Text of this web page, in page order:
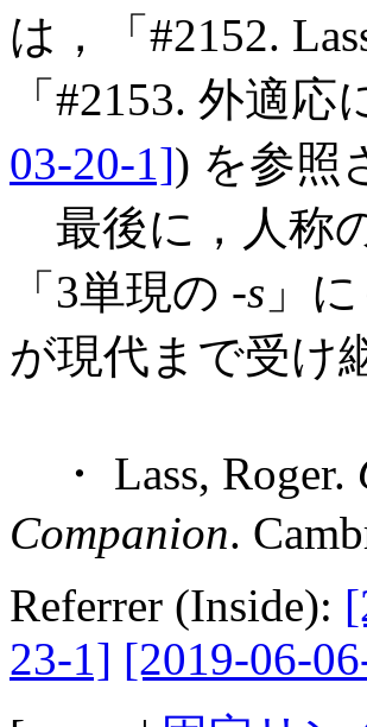
は，「#2152.
「#2153. 外適
03-20-1]) を参照
最後に，人称
「3単現の -s 」
が現代まで受け
・ Lass, Roger.
Companion.
Referrer (Inside):
23-1] [2019-06-